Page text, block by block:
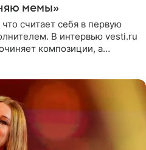
мемы»
считает себя в первую
В интервью vesti.ru
композиции, а